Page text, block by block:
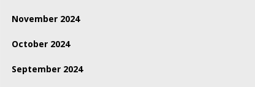
November 2024
October 2024
September 2024